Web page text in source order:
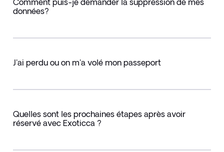
Comment puis-je demander la suppression de mes
données?
J'ai perdu ou on m'a volé mon passeport
Quelles sont les prochaines étapes après avoir
réservé avec Exoticca ?